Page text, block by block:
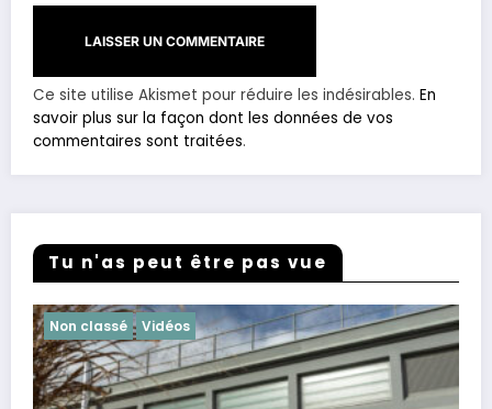
Ce site utilise Akismet pour réduire les indésirables. En
savoir plus sur la façon dont les données de vos
commentaires sont traitées.
Tu n'as peut être pas vue
Non classé Vidéos